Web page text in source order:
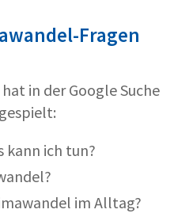
Fragen
in der Google Suche
kann ich tun?
im Alltag?